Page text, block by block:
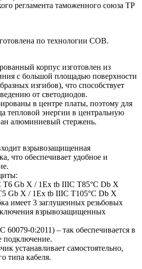
регламента таможенного союза ТР
по технологии COB.
корпус изготовлен из
с большой площадью поверхности
изгибов), что способствует
от светодиодов.
в центре платы, поэтому для
тепловой энергии в центральную
алюминиевый стержень.
взрывозащищенная
что обеспечивает удобное и
T6 Gb X / 1Ex tb IIIC T85°C Db X
Gb X / 1Ex tb IIIC T105°C Db X
имеет 3 заглушенных резьбовых
взрывозащищенных
0:2011) – так обеспечивается в
подключение.
устанавливает самостоятельно,
типа кабеля.